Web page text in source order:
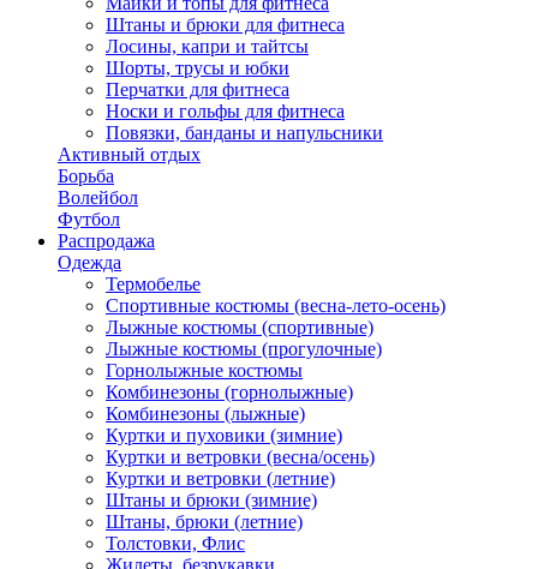
Штаны и брюки для фитнеса
Лосины, капри и тайтсы
Шорты, трусы и юбки
Перчатки для фитнеса
Носки и гольфы для фитнеса
Повязки, банданы и напульсники
Активный отдых
Борьба
Волейбол
Футбол
Распродажа
Одежда
Термобелье
Спортивные костюмы (весна-лето-осень)
Лыжные костюмы (спортивные)
Лыжные костюмы (прогулочные)
Горнолыжные костюмы
Комбинезоны (горнолыжные)
Комбинезоны (лыжные)
Куртки и пуховики (зимние)
Куртки и ветровки (весна/осень)
Куртки и ветровки (летние)
Штаны и брюки (зимние)
Штаны, брюки (летние)
Толстовки, Флис
Жилеты, безрукавки